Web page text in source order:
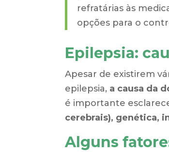
refratárias às
opções para o
Epilepsia:
Apesar de existirem
epilepsia, a causa da
é importante
cerebrais), genética,
Alguns